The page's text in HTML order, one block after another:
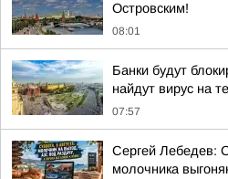
Островским!
08:01
Банки будут
найдут вирус на
07:57
Сергей Лебедев:
молочника